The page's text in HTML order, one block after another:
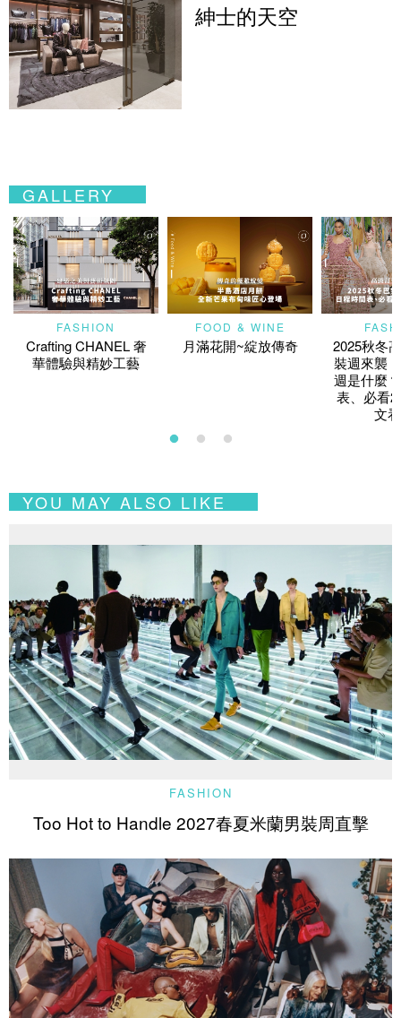
紳士的天空
GALLERY
FASHION
Crafting CHANEL 奢
華體驗與精妙工藝
FOOD & WINE
月滿花開~綻放傳奇
2025秋冬
裝週來襲
週是什麼
表、必看
文
YOU MAY ALSO LIKE
FASHION
Too Hot to Handle 2027春夏米蘭男裝周直擊